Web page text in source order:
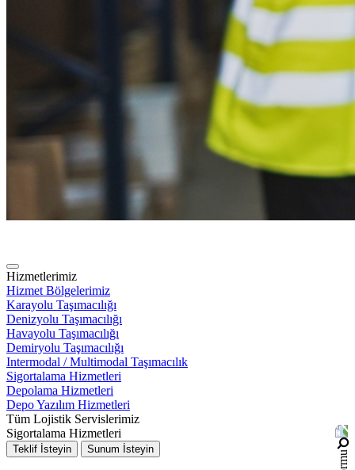
Hizmetlerimiz
Hizmet Bölgelerimiz
Karayolu Taşımacılığı
Denizyolu Taşımacılığı
Havayolu Taşımacılığı
Demiryolu Taşımacılığı
Intermodal / Multimodal Taşımacılık
Sigortalama Hizmetleri
Depolama Hizmetleri
Depo Yazılım Hizmetleri
Tüm Lojistik Servislerimiz
Sigortalama Hizmetleri
Teklif İsteyin Sunum İsteyin